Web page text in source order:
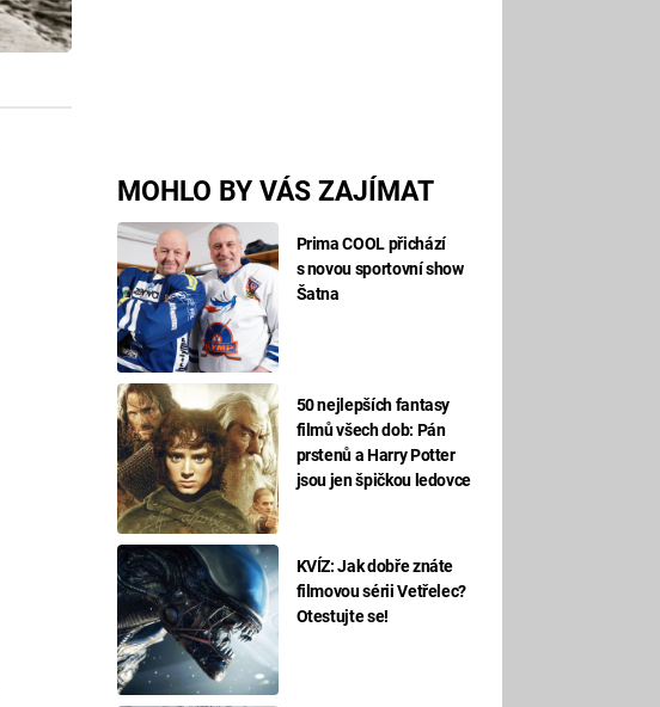
MOHLO BY VÁS ZAJÍMAT
Prima COOL přichází
s novou sportovní show
Šatna
50 nejlepších fantasy
filmů všech dob: Pán
prstenů a Harry Potter
jsou jen špičkou ledovce
KVÍZ: Jak dobře znáte
filmovou sérii Vetřelec?
Otestujte se!